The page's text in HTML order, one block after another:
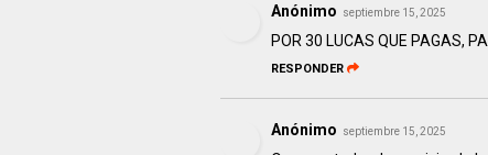
Anónimo septiembre 15, 2025
POR 30 LUCAS QUE PAGAS,
RESPONDER
Anónimo septiembre 15, 2025